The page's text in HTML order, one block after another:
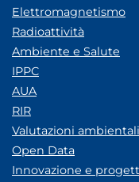
Elettromagnetismo
Radioattività
Ambiente e Salute
IPPC
AUA
RIR
Valutazioni ambientali
Open Data
Innovazione e